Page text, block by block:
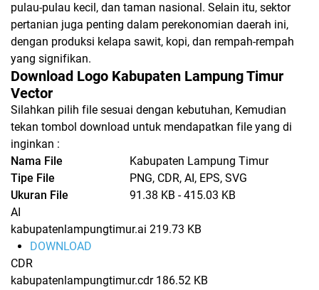
pulau-pulau kecil, dan taman nasional. Selain itu, sektor
pertanian juga penting dalam perekonomian daerah ini,
dengan produksi kelapa sawit, kopi, dan rempah-rempah
yang signifikan.
Download Logo Kabupaten Lampung Timur
Vector
Silahkan pilih file sesuai dengan kebutuhan, Kemudian
tekan tombol download untuk mendapatkan file yang di
inginkan :
Nama File
Kabupaten Lampung Timur
Tipe File
PNG, CDR, AI, EPS, SVG
Ukuran File
91.38 KB - 415.03 KB
AI
kabupatenlampungtimur.ai 219.73 KB
DOWNLOAD
CDR
kabupatenlampungtimur.cdr 186.52 KB